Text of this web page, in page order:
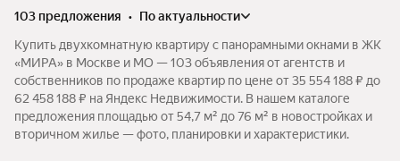
103 предложения •
по актуальности
Купить двухкомнатную квартиру с панорамными окнами в ЖК
«МИРА» в Москве и МО — 103 объявления от агентств и
собственников по продаже квартир по цене от 35 554 188 ₽ до
62 458 188 ₽ на Яндекс Недвижимости. В нашем каталоге
предложения площадью от 54,7 м² до 76 м² в новостройках и
вторичном жилье — фото, планировки и характеристики.